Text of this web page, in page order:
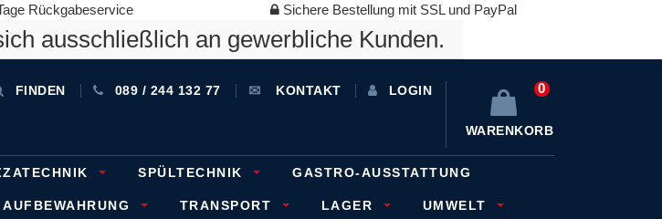
Rückgabeservice Sichere Bestellung mit SSL und PayPal
ausschließlich an gewerbliche Kunden.
FINDEN 089 / 244 132 77 KONTAKT LOGIN 0
WARENKORB
SPÜLTECHNIK GASTRO-AUSSTATTUNG
TRANSPORT LAGER UMWELT